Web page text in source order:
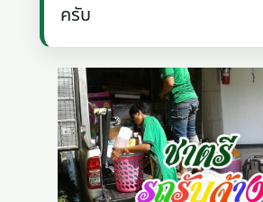
ครับ